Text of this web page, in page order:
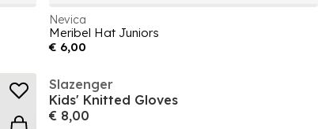
Nevica
Meribel Hat Juniors
€ 6,00
Slazenger
Kids' Knitted Gloves
€ 8,00